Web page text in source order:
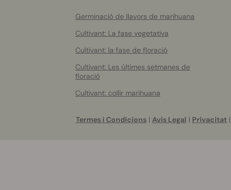
Germinació de llavors de marihuana
Cultivant: La fase vegetativa
Cultivant: la fase de floració
Cultivant: Les últimes setmanes de
floració
Cultivant: collir marihuana
Termes i Condicions | Avis Legal | Privacitat |